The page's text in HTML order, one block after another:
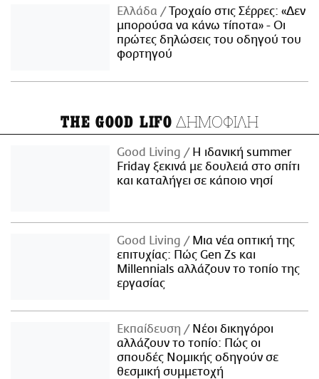
Ελλάδα
Τροχαίο στις Σέρρες: «Δεν
μπορούσα να κάνω τίποτα» - Οι
πρώτες δηλώσεις του οδηγού του
φορτηγού
THE GOOD LIFO ΔΗΜΟΦΙΛΗ
Good Living
Η ιδανική summer
Friday ξεκινά με δουλειά στο σπίτι
και καταλήγει σε κάποιο νησί
Good Living
Μια νέα οπτική της
επιτυχίας: Πώς Gen Zs και
Millennials αλλάζουν το τοπίο της
εργασίας
Εκπαίδευση
Νέοι δικηγόροι
αλλάζουν το τοπίο: Πώς οι
σπουδές Νομικής οδηγούν σε
θεσμική συμμετοχή